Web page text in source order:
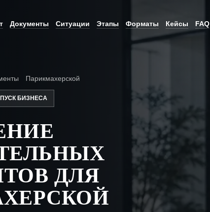
Документы Ситуации Этапы Форматы Кейсы FAQ
Парикмахерской
БИЗНЕСА
ДЛЯ